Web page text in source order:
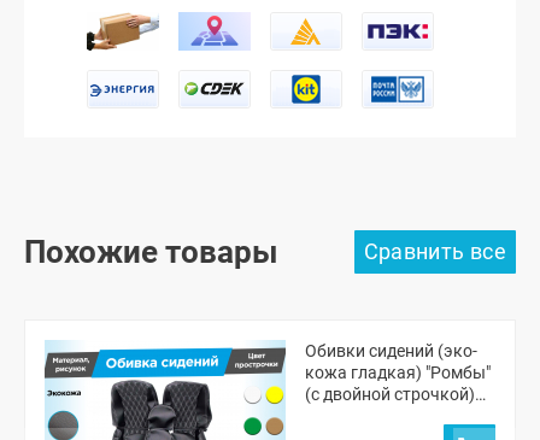
Похожие товары
Обивки сидений (эко-
кожа гладкая) "Ромбы"
(с двойной строчкой)